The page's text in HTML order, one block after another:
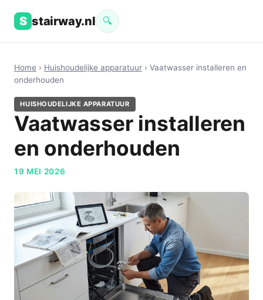
S stairway.nl 🔍
Home › Huishoudelijke apparatuur › Vaatwasser installeren en
onderhouden
HUISHOUDELIJKE APPARATUUR
Vaatwasser installeren
en onderhouden
19 MEI 2026